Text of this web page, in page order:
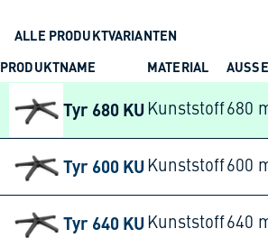
ALLE PRODUKTVARIANTEN
PRODUKTNAME
MATERIAL
Tyr 680 KU Kunststoff680
Tyr 600 KU Kunststoff600
Tyr 640 KU Kunststoff640